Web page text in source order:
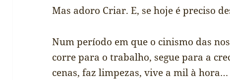
Mas adoro Criar. E, se hoje é preciso
Num período em que o cinismo das
corre para o trabalho, segue para a
cenas, faz limpezas, vive a mil à